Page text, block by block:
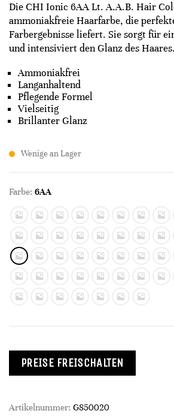
Die CHI Ionic 6AA Lt. A.A.B. Hair
ammoniakfreie Haarfarbe, die
Farbergebnisse liefert. Sie sorgt für
und intensiviert den Glanz des Haares.
Ammoniakfrei
Langanhaltend
Pflegende Formel
Vielseitig
Brillanter Glanz
Wenige an Lager
Farbe: 6AA
PREISE FREISCHALTEN
Artikelnummer: G850020